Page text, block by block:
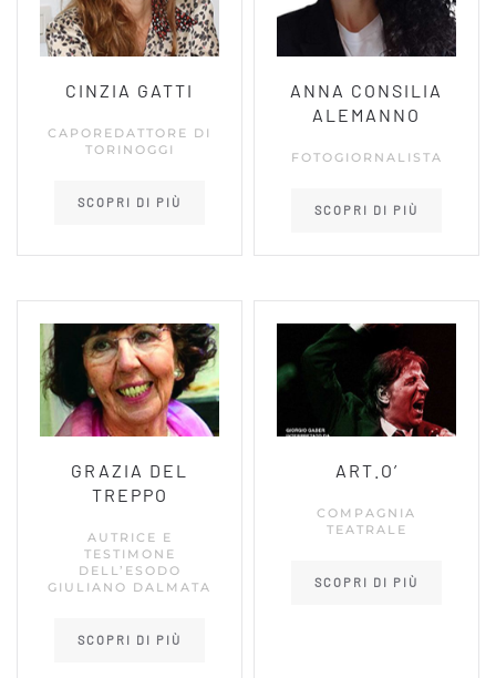
CINZIA GATTI
CAPOREDATTORE DI
TORINOGGI
SCOPRI DI PIÙ
ANNA CONSILIA
ALEMANNO
FOTOGIORNALISTA
SCOPRI DI PIÙ
GRAZIA DEL
TREPPO
AUTRICE E
TESTIMONE
DELL’ESODO
GIULIANO DALMATA
SCOPRI DI PIÙ
ART.O’
COMPAGNIA
TEATRALE
SCOPRI DI PIÙ